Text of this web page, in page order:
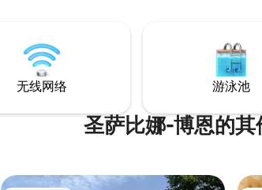
无线网络 游泳池
圣萨比娜-博恩的